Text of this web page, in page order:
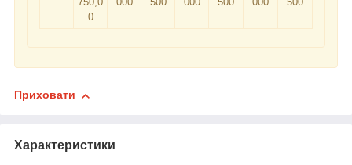
0
Приховати
Характеристики